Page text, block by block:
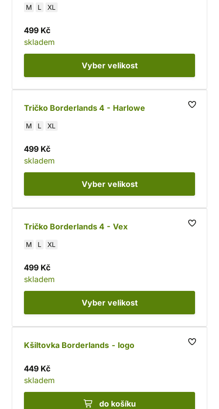
M L XL
499 Kč
skladem
Vyber velikost
Tričko Borderlands 4 - Harlowe
M L XL
499 Kč
skladem
Vyber velikost
Tričko Borderlands 4 - Vex
M L XL
499 Kč
skladem
Vyber velikost
Kšiltovka Borderlands - logo
449 Kč
skladem
do košíku